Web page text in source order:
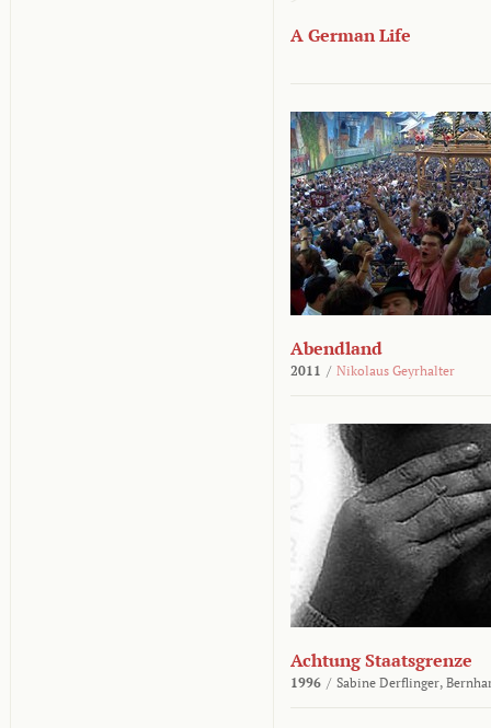
A German Life
Abendland
2011 / Nikolaus Geyrhalter
Achtung Staatsgrenze
1996 / Sabine Derflinger,